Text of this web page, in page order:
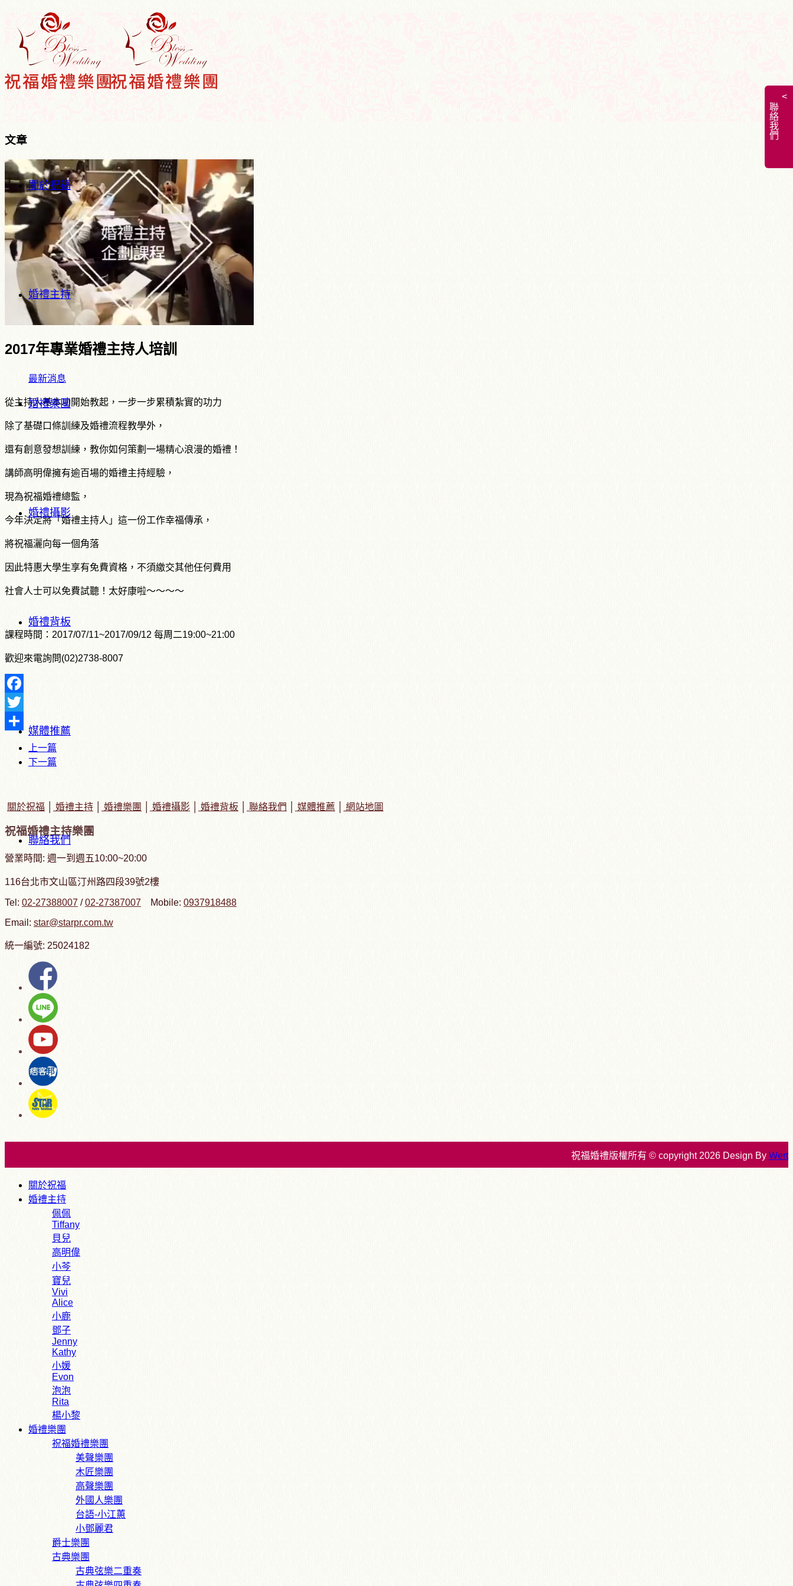
關於祝福
婚禮主持
婚禮樂團
婚禮攝影
婚禮背板
媒體推薦
聯絡我們
文章
2017年專業婚禮主持人培訓
最新消息
從主持人基本功開始教起，一步一步累積紮實的功力
除了基礎口條訓練及婚禮流程教學外，
還有創意發想訓練，教你如何策劃一場精心浪漫的婚禮！
講師高明偉擁有逾百場的婚禮主持經驗，
現為祝福婚禮總監，
今年決定將「婚禮主持人」這一份工作幸福傳承，
將祝福灑向每一個角落
因此特惠大學生享有免費資格，不須繳交其他任何費用
社會人士可以免費試聽！太好康啦～～～～
課程時間：2017/07/11~2017/09/12 每周二19:00~21:00
歡迎來電詢問(02)2738-8007
Facebook
Twitter
上一篇
下一篇
關於祝福 婚禮主持 婚禮樂團 婚禮攝影 婚禮背板 聯絡我們 媒體推薦 網站地圖
祝福婚禮主持樂團
營業時間: 週一到週五10:00~20:00
116台北市文山區汀州路四段39號2樓
Tel: 02-27388007 /02-27387007 Mobile: 0937918488
Email: star@starpr.com.tw
統一編號: 25024182
<
聯絡我們
祝福婚禮版權所有 © copyright 2026 Design By Wert
關於祝福
婚禮主持
佩佩
Tiffany
貝兒
高明偉
小芩
寶兒
Vivi
Alice
小鹿
鄧子
Jenny
Kathy
小媛
Evon
泡泡
Rita
楊小黎
婚禮樂團
祝福婚禮樂團
美聲樂團
木匠樂團
高聲樂團
外國人樂團
台語-小江蕙
小鄧麗君
爵士樂團
古典樂團
古典弦樂二重奏